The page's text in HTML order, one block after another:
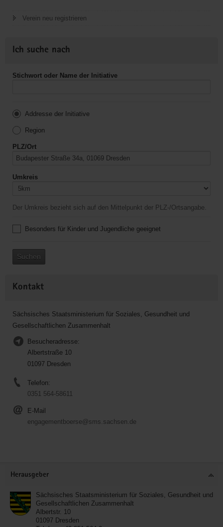
Verein neu registrieren
Ich suche nach
Stichwort oder Name der Initiative
Addresse der Initiative
Region
PLZ/Ort
Umkreis
Der Umkreis bezieht sich auf den Mittelpunkt der PLZ-/Ortsangabe.
Besonders für Kinder und Jugendliche geeignet
Suchen
Kontakt
Sächsisches Staatsministerium für Soziales, Gesundheit und
Gesellschaftlichen Zusammenhalt
Besucheradresse:
Albertstraße 10
01097 Dresden
Telefon:
0351 564-58611
E-Mail
engagementboerse@sms.sachsen.de
Herausgeber
Sächsisches Staatsministerium für Soziales, Gesundheit und
Gesellschaftlichen Zusammenhalt
Albertstr. 10
01097 Dresden